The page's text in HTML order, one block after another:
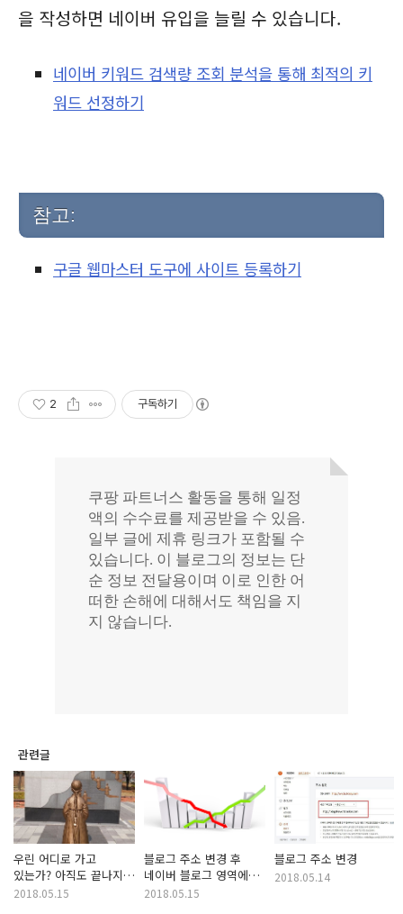
을 작성하면 네이버 유입을 늘릴 수 있습니다.
네이버 키워드 검색량 조회 분석을 통해 최적의 키
워드 선정하기
참고:
구글 웹마스터 도구에 사이트 등록하기
2 구독하기
관련글
우린 어디로 가고
있는가? 아직도 끝나지
않은 길을 걷고 있다.
2018.05.15
블로그 주소 변경 후
네이버 블로그 영역에
노출되지 않는다
2018.05.15
블로그 주소 변경
2018.05.14